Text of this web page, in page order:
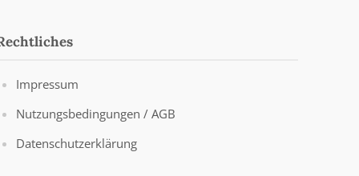
Impressum
Nutzungsbedingungen / AGB
Datenschutzerklärung